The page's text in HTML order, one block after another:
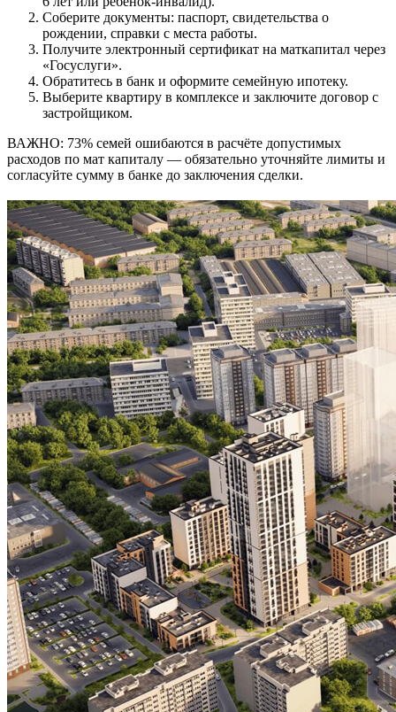
Соберите документы: паспорт, свидетельства о
рождении, справки с места работы.
Получите электронный сертификат на маткапитал через
«Госуслуги».
Обратитесь в банк и оформите семейную ипотеку.
Выберите квартиру в комплексе и заключите договор с
застройщиком.
ВАЖНО: 73% семей ошибаются в расчёте допустимых
расходов по мат капиталу — обязательно уточняйте лимиты и
согласуйте сумму в банке до заключения сделки.